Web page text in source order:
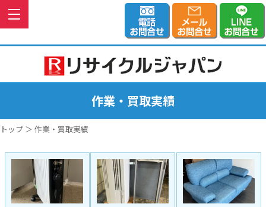
作業・買取実績
トップ ＞ 作業・買取実績